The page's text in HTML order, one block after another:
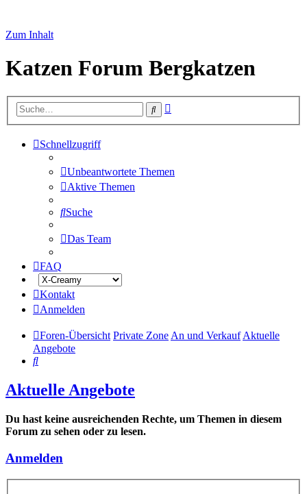
Zum Inhalt
Katzen Forum Bergkatzen
Suche
Schnellzugriff
Unbeantwortete Themen
Aktive Themen
Suche
Das Team
FAQ
Kontakt
Anmelden
Foren-Übersicht Private ZoneAn und VerkaufAktuelle
Angebote
Suche
Aktuelle Angebote
Du hast keine ausreichenden Rechte, um Themen in diesem
Forum zu sehen oder zu lesen.
Anmelden